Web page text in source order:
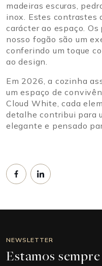
madeiras escuras,
inox. Estes contrastes
carácter ao espaço. Os
nosso fogão são um
conferindo um toque
ao design.
Em 2026, a cozinha
um espaço de
Cloud White, cada
detalhe contribui para
elegante e pensado
NEWSLETTER
Estamos